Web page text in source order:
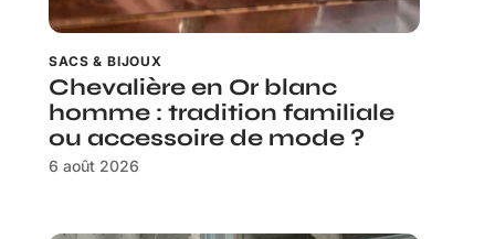
SACS & BIJOUX
Chevalière en Or blanc
homme : tradition familiale
ou accessoire de mode ?
6 août 2026